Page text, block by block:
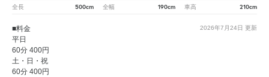
全長 500cm 全幅 190cm 車高 210cm
2026年7月24日 更新
■料金
平日
60分 400円
土・日・祝
60分 400円